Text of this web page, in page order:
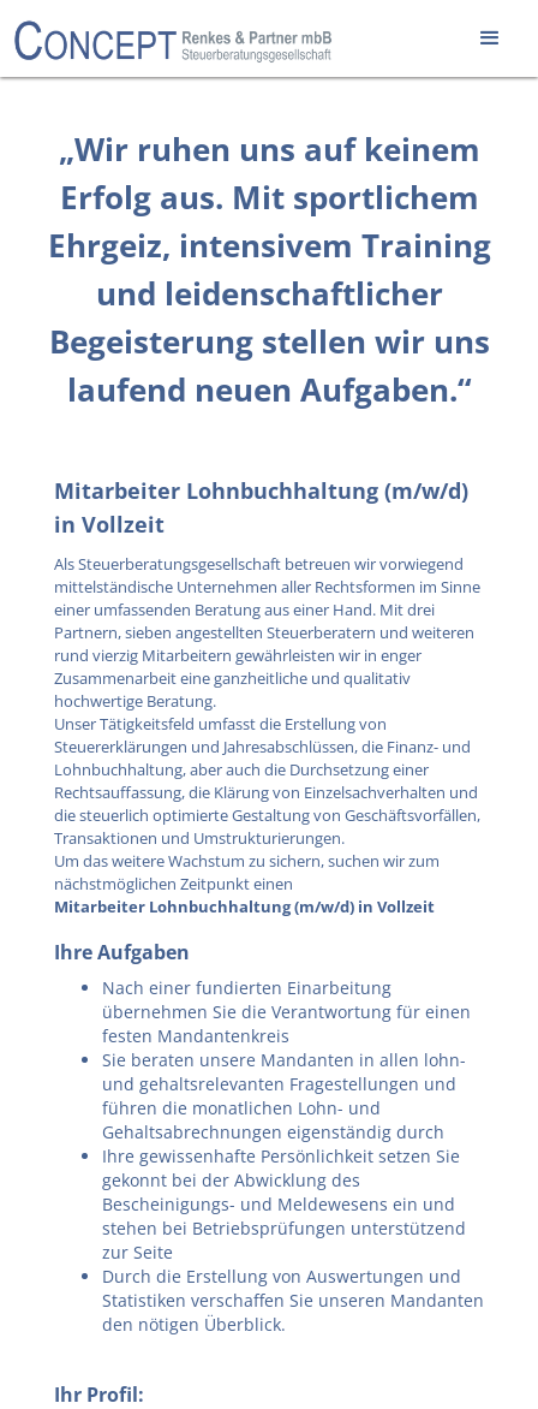
„Wir ruhen uns auf keinem
Erfolg aus. Mit sportlichem
Ehrgeiz, intensivem Training
und leidenschaftlicher
Begeisterung stellen wir uns
laufend neuen Aufgaben.“
Mitarbeiter Lohnbuchhaltung (m/w/d)
in Vollzeit
Als Steuerberatungsgesellschaft betreuen wir vorwiegend
mittelständische Unternehmen aller Rechtsformen im Sinne
einer umfassenden Beratung aus einer Hand. Mit drei
Partnern, sieben angestellten Steuerberatern und weiteren
rund vierzig Mitarbeitern gewährleisten wir in enger
Zusammenarbeit eine ganzheitliche und qualitativ
hochwertige Beratung.
Unser Tätigkeitsfeld umfasst die Erstellung von
Steuererklärungen und Jahresabschlüssen, die Finanz- und
Lohnbuchhaltung, aber auch die Durchsetzung einer
Rechtsauffassung, die Klärung von Einzelsachverhalten und
die steuerlich optimierte Gestaltung von Geschäftsvorfällen,
Transaktionen und Umstrukturierungen.
Um das weitere Wachstum zu sichern, suchen wir zum
nächstmöglichen Zeitpunkt einen
Mitarbeiter Lohnbuchhaltung (m/w/d) in Vollzeit
Ihre Aufgaben
Nach einer fundierten Einarbeitung
übernehmen Sie die Verantwortung für einen
festen Mandantenkreis
Sie beraten unsere Mandanten in allen lohn-
und gehaltsrelevanten Fragestellungen und
führen die monatlichen Lohn- und
Gehaltsabrechnungen eigenständig durch
Ihre gewissenhafte Persönlichkeit setzen Sie
gekonnt bei der Abwicklung des
Bescheinigungs- und Meldewesens ein und
stehen bei Betriebsprüfungen unterstützend
zur Seite
Durch die Erstellung von Auswertungen und
Statistiken verschaffen Sie unseren Mandanten
den nötigen Überblick.
Ihr Profil: